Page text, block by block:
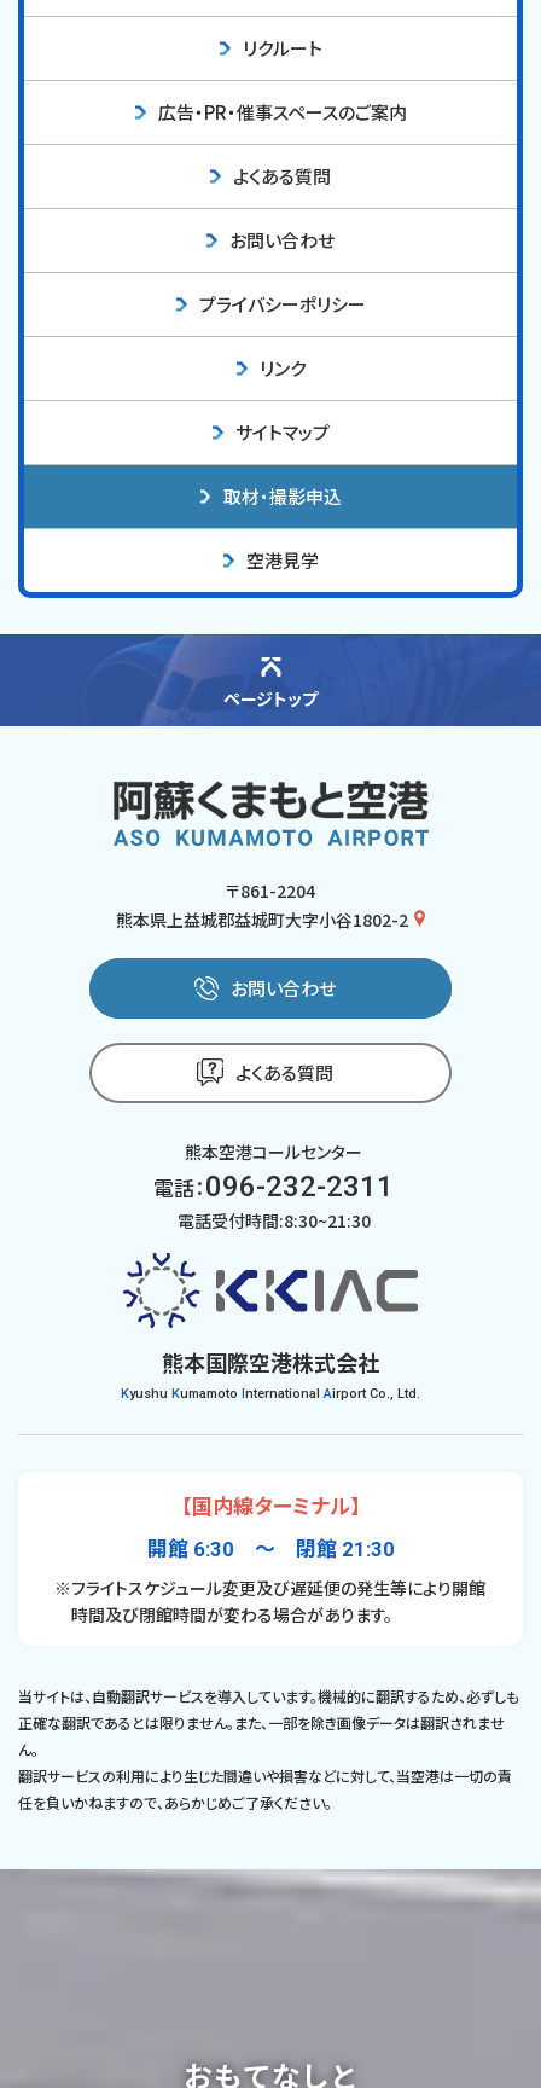
リクルート
広告・PR・催事スペースのご案内
よくある質問
お問い合わせ
プライバシーポリシー
リンク
サイトマップ
取材・撮影申込
空港見学
ページトップ
〒861-2204
熊本県上益城郡益城町大字小谷1802-2
お問い合わせ
よくある質問
熊本空港コールセンター
電話：096-232-2311
電話受付時間:8:30~21:30
熊本国際空港株式会社
Kyushu Kumamoto InternationalAirport Co., Ltd.
【国内線ターミナル】
開館 6:30 〜 閉館 21:30
※フライトスケジュール変更及び遅延便の発生等により開館
時間及び閉館時間が変わる場合があります。
当サイトは、自動翻訳サービスを導入しています。機械的に翻訳するため、必ずしも
正確な翻訳であるとは限りません。また、一部を除き画像データは翻訳されませ
ん。
翻訳サービスの利用により生じた間違いや損害などに対して、当空港は一切の責
任を負いかねますので、あらかじめご了承ください。
おもてなしと